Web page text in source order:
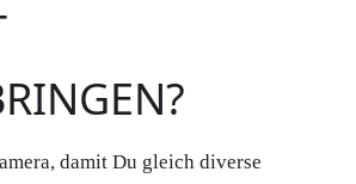
damit Du gleich diverse